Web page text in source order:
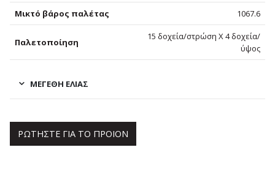
Μικτό βάρος παλέτας 1067.6
Παλετοποίηση
15 δοχεία/στρώση Χ 4 δοχεία/
ύψος
ΜΕΓΈΘΗ ΕΛΙΆΣ
ΡΩΤΗΣΤΕ ΓΙΑ ΤΟ ΠΡΟΙΟΝ